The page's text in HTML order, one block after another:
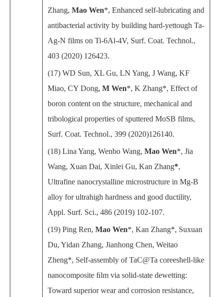
Zhang, Mao Wen*, Enhanced self-lubricating and
antibacterial activity by building hard-yettough Ta-
Ag-N films on Ti-6Al-4V, Surf. Coat. Technol.,
403 (2020) 126423.
(17) WD Sun, XL Gu, LN Yang, J Wang, KF
Miao, CY Dong, M Wen*, K Zhang*, Effect of
boron content on the structure, mechanical and
tribological properties of sputtered MoSB films,
Surf. Coat. Technol., 399 (2020)126140.
(18) Lina Yang, Wenbo Wang, Mao Wen*, Jia
Wang, Xuan Dai, Xinlei Gu, Kan Zhang*,
Ultrafine nanocrystalline microstructure in Mg-B
alloy for ultrahigh hardness and good ductility,
Appl. Surf. Sci., 486 (2019) 102-107.
(19) Ping Ren, Mao Wen*, Kan Zhang*, Suxuan
Du, Yidan Zhang, Jianhong Chen, Weitao
Zheng*, Self-assembly of TaC@Ta coreeshell-like
nanocomposite ﬁlm via solid-state dewetting:
Toward superior wear and corrosion resistance,